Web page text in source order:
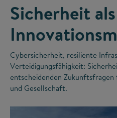
Sicherheit als
Cybersicherheit, resiliente
Verteidigungsfähigkeit:
entscheidenden
und Gesellschaft.